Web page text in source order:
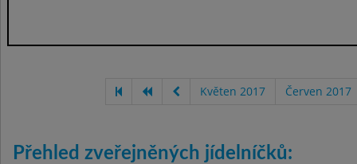
Květen 2017 Červen 2017
Přehled zveřejněných jídelníčků: